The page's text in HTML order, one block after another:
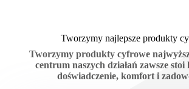
Tworzymy najlepsze produkty
Tworzymy produkty cyfrowe
centrum naszych działań zawsze
doświadczenie, komfort i